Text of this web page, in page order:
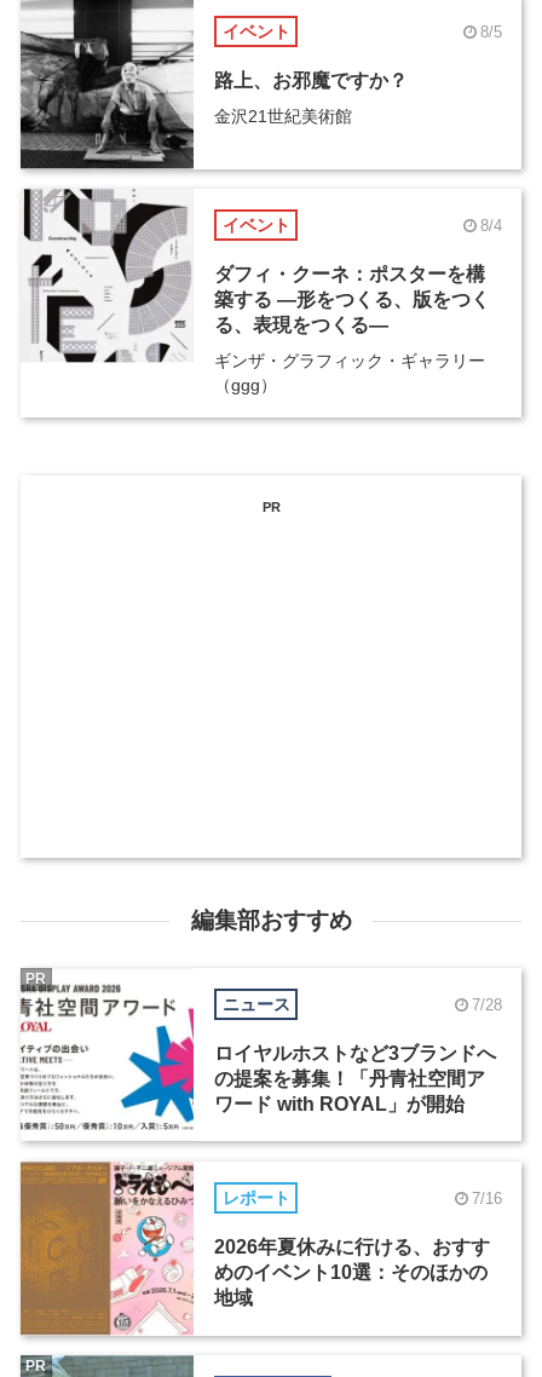
イベント 8/5
路上、お邪魔ですか？
金沢21世紀美術館
イベント 8/4
ダフィ・クーネ：ポスターを構
築する ―形をつくる、版をつく
る、表現をつくる―
ギンザ・グラフィック・ギャラリー
（ggg）
PR
編集部おすすめ
ニュース 7/28
ロイヤルホストなど3ブランドへ
の提案を募集！「丹青社空間ア
ワード with ROYAL」が開始
PR
レポート 7/16
2026年夏休みに行ける、おすす
めのイベント10選：そのほかの
地域
PR